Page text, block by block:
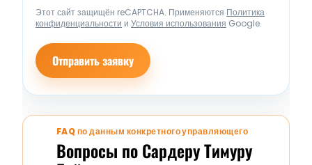
Этот сайт защищён reCAPTCHA. Применяются Политика
конфиденциальности и Условия использования Google.
Отправить заявку
FAQ по данным конкретного управляющего
Вопросы по Сардеру Тимуру